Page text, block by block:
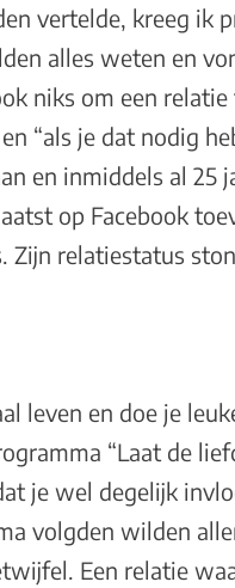
vertelde, kreeg ik
alles weten en
niks om een
“als je dat nodig
en inmiddels al 25
op Facebook
relatiestatus
leven en doe je
“Laat de
je wel degelijk
volgden wilden
Een relatie